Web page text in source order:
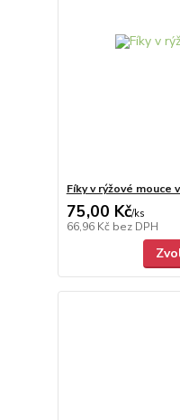
Fíky v rýžové mouce
75,00 Kč/ks
66,96 Kč bez DPH